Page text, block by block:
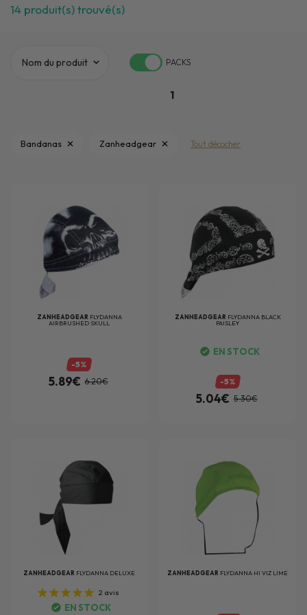
14 produit(s) trouvé(s)
PACKS
1
Bandanas Zanheadgear Tout décocher
ZANHEADGEAR FLYDANNA
AIRBRUSHED SKULL
-5%
5.89€ 6.20€
ZANHEADGEAR FLYDANNA BLACK
PAISLEY
EN STOCK
-5%
5.04€ 5.30€
ZANHEADGEAR FLYDANNA DELUXE
2 avis
EN STOCK
ZANHEADGEAR FLYDANNA HI VIZ LIME